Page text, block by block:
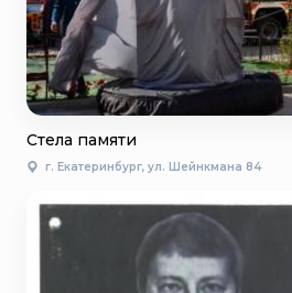
Стела памяти
г. Екатеринбург, ул. Шейнкмана 84